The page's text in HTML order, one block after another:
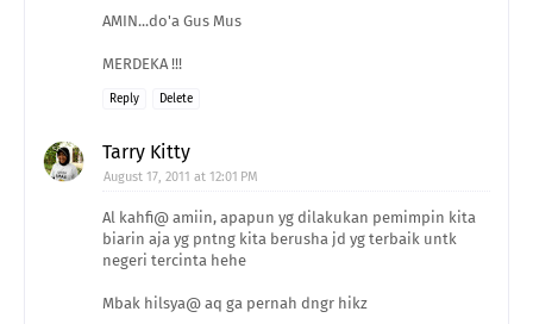
AMIN...do'a Gus Mus
MERDEKA !!!
Reply Delete
Tarry Kitty
August 17, 2011 at 12:01 PM
Al kahfi@ amiin, apapun yg dilakukan pemimpin kita
biarin aja yg pntng kita berusha jd yg terbaik untk
negeri tercinta hehe
Mbak hilsya@ aq ga pernah dngr hikz